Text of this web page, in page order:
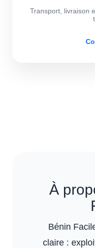
Transport, livraison
À
Bénin
claire :